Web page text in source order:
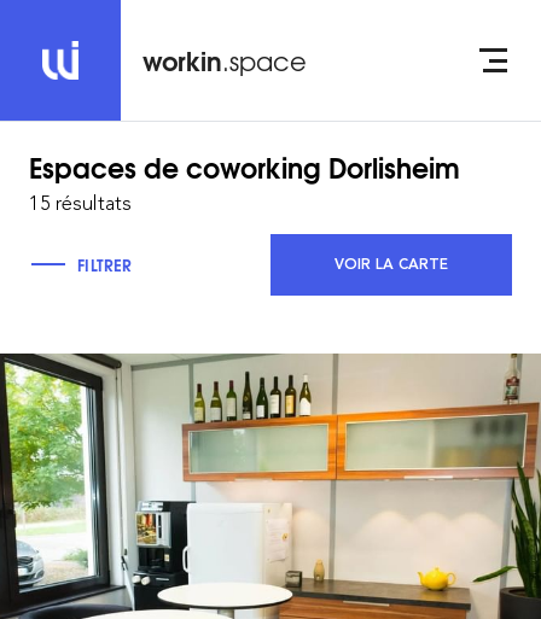
workin.space
Espaces de coworking Dorlisheim
15 résultats
FILTRER VOIR LA CARTE